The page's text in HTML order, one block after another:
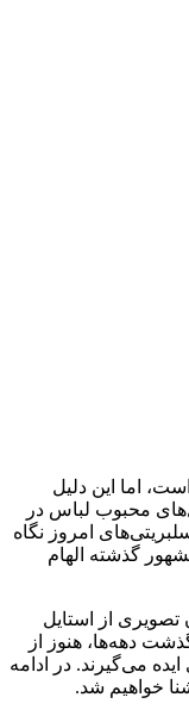
اما این دلیل
محبوب لباس در
امروز نگاه
گذشته الهام
تصویری از استایل
دهه‌ها، هنوز از
می‌گیرند. در ادامه
خواهیم شد.